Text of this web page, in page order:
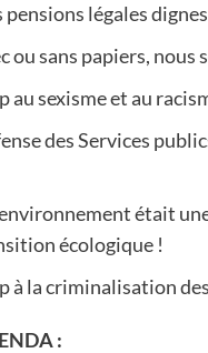
pensions légales
ou sans papiers,
au sexisme et au
des Services
était
écologique !
à la criminalisation
: